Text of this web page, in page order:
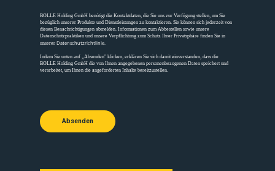
BOLLE Holding GmbH benötigt die Kontaktdaten, die Sie uns zur Verfügung stellen, um Sie
bezüglich unserer Produkte und Dienstleistungen zu kontaktieren. Sie können sich jederzeit von
diesen Benachrichtigungen abmelden. Informationen zum Abbestellen sowie unsere
Datenschutzpraktiken und unsere Verpflichtung zum Schutz Ihrer Privatsphäre finden Sie in
unserer Datenschutzrichtlinie.
Indem Sie unten auf „Absenden" klicken, erklären Sie sich damit einverstanden, dass die
BOLLE Holding GmbH die von Ihnen angegebenen personenbezogenen Daten speichert und
verarbeitet, um Ihnen die angeforderten Inhalte bereitzustellen.
Absenden